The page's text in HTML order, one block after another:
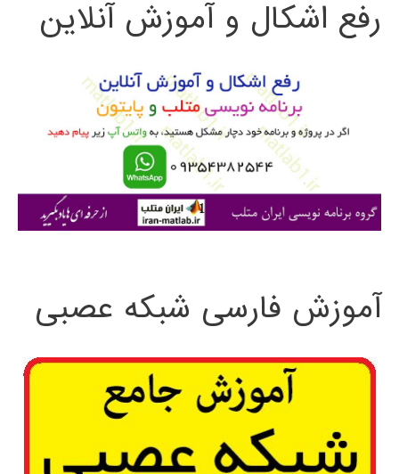
ج
ی
رفع اشکال و آموزش آنلاین
آموزش فارسی شبکه عصبی